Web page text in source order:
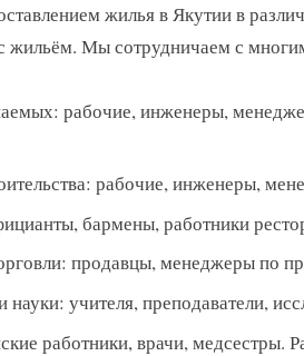
жилья в Якутии в
жильём. Мы сотрудничаем с
рабочие, инженеры,
рабочие, инженеры,
бармены, работники
продавцы, менеджеры по
учителя, преподаватели,
работники, врачи, медсестры.